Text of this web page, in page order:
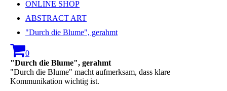
ONLINE SHOP
ABSTRACT ART
"Durch die Blume", gerahmt
0
"Durch die Blume", gerahmt
"Durch die Blume" macht aufmerksam, dass klare
Kommunikation wichtig ist.